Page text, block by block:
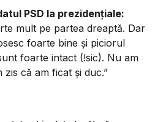
PSD la prezidențiale:
mult pe partea dreaptă. Dar
foarte bine și piciorul
foarte intact (!sic). Nu am
că am ficat și duc.”